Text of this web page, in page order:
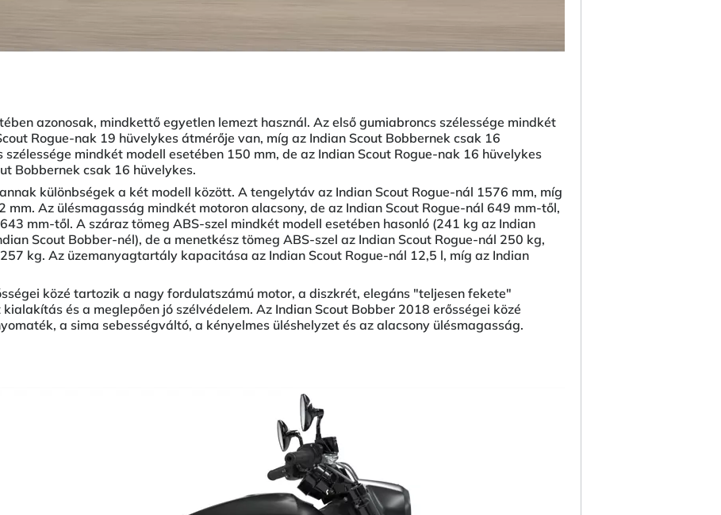
azonosak, mindkettő egyetlen lemezt használ. Az első gumiabroncs szélessége mindkét
Rogue-nak 19 hüvelykes átmérője van, míg az Indian Scout Bobbernek csak 16
mindkét modell esetében 150 mm, de az Indian Scout Rogue-nak 16 hüvelykes
Bobbernek csak 16 hüvelykes.
különbségek a két modell között. A tengelytáv az Indian Scout Rogue-nál 1576 mm, míg
mm. Az ülésmagasság mindkét motoron alacsony, de az Indian Scout Rogue-nál 649 mm-től,
mm-től. A száraz tömeg ABS-szel mindkét modell esetében hasonló (241 kg az Indian
Scout Bobber-nél), de a menetkész tömeg ABS-szel az Indian Scout Rogue-nál 250 kg,
kg. Az üzemanyagtartály kapacitása az Indian Scout Rogue-nál 12,5 l, míg az Indian
közé tartozik a nagy fordulatszámú motor, a diszkrét, elegáns "teljesen fekete"
és a meglepően jó szélvédelem. Az Indian Scout Bobber 2018 erősségei közé
a sima sebességváltó, a kényelmes üléshelyzet és az alacsony ülésmagasság.